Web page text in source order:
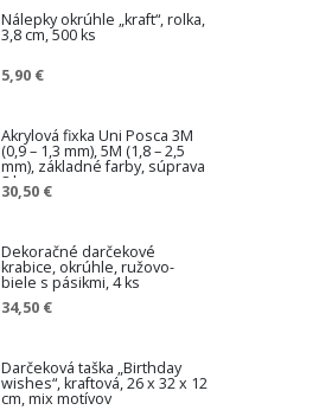
n
a
Nálepky okrúhle „kraft“, rolka,
3,8 cm, 500 ks
5,90 €
Akrylová fixka Uni Posca 3M
(0,9 – 1,3 mm), 5M (1,8 – 2,5
mm), základné farby, súprava
8 ks
30,50 €
Dekoračné darčekové
krabice, okrúhle, ružovo-
biele s pásikmi, 4 ks
34,50 €
Darčeková taška „Birthday
wishes“, kraftová, 26 x 32 x 12
cm, mix motívov